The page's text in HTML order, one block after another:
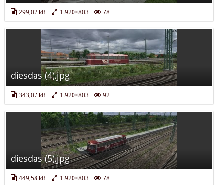
299,02 kB 1.920×803 78
diesdas (4).jpg
343,07 kB 1.920×803 92
diesdas (5).jpg
449,58 kB 1.920×803 78